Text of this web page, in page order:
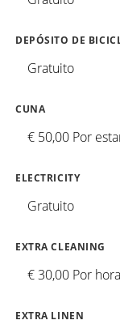
DEPÓSITO DE
Gratuito
CUNA
€ 50,00 Por
ELECTRICITY
Gratuito
EXTRA CLEANING
€ 30,00 Por
EXTRA LINEN